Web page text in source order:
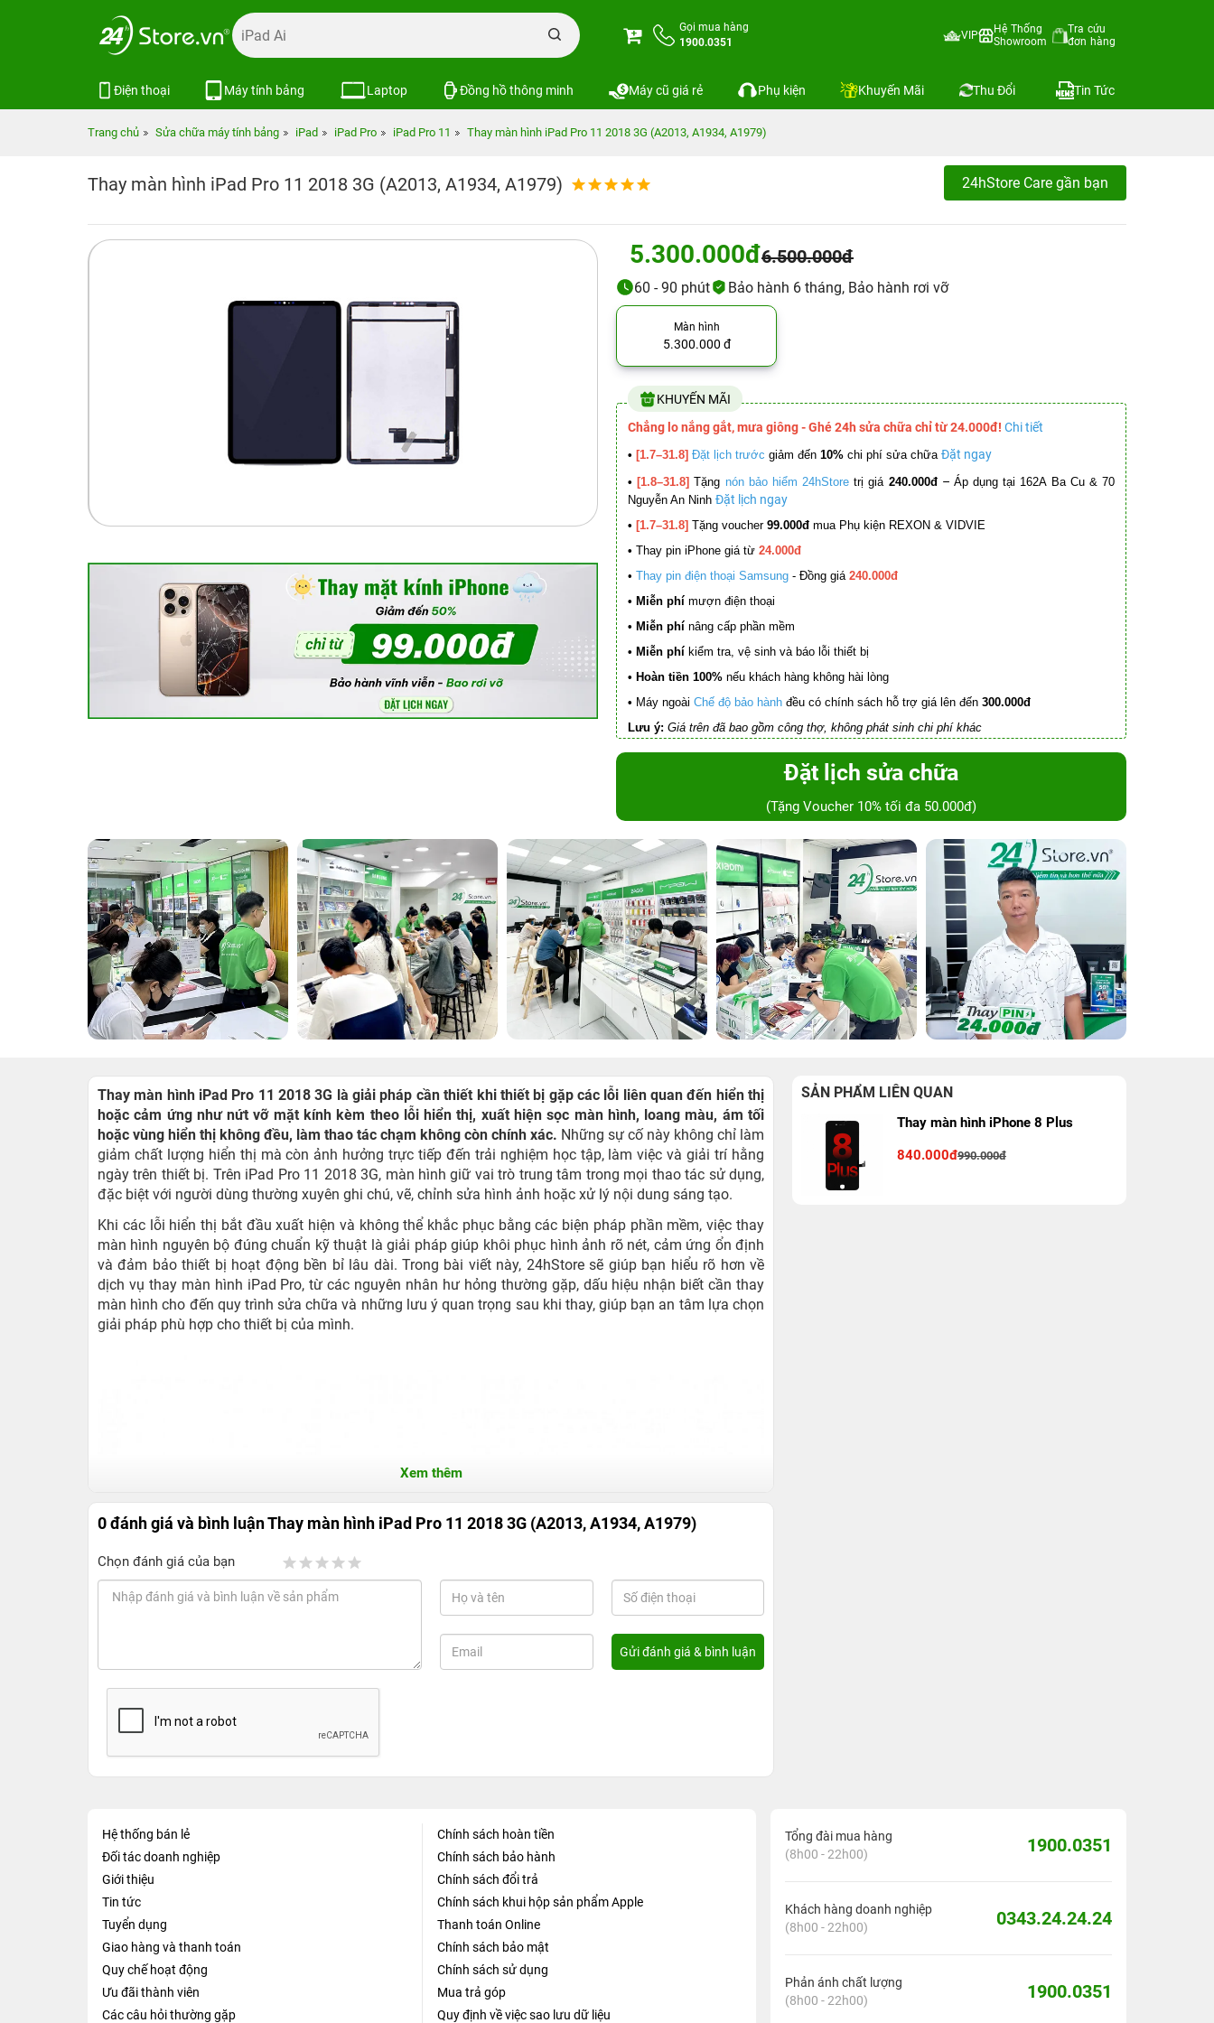
Gọi mua hàng
1900.0351
VIP
Hệ Thống
Showroom
Tra cứu
đơn hàng
Điện thoại Máy tính bảng Laptop Đồng hồ thông minh Máy cũ giá rẻ Phụ kiện Khuyến Mãi Thu Đổi Tin Tức
Trang chủ Sửa chữa máy tính bảng iPad iPad Pro iPad Pro 11 Thay màn hình iPad Pro 11 2018 3G (A2013, A1934, A1979)
Thay màn hình iPad Pro 11 2018 3G (A2013, A1934, A1979) 24hStore Care gần bạn
5.300.000đ6.500.000đ
60 - 90 phút Bảo hành 6 tháng, Bảo hành rơi vỡ
Màn hình
5.300.000 đ
KHUYẾN MÃI
Chẳng lo nắng gắt, mưa giông - Ghé 24h sửa chữa chỉ từ 24.000đ! Chi tiết
• [1.7–31.8] Đặt lịch trước giảm đến 10% chi phí sửa chữa Đặt ngay
• [1.8–31.8] Tặng nón bảo hiểm 24hStore trị giá 240.000đ – Áp dụng tại 162A Ba Cu & 70
Nguyễn An Ninh Đặt lịch ngay
• [1.7–31.8] Tặng voucher 99.000đ mua Phụ kiện REXON & VIDVIE
• Thay pin iPhone giá từ 24.000đ
• Thay pin điện thoại Samsung - Đồng giá 240.000đ
• Miễn phí mượn điện thoại
• Miễn phí nâng cấp phần mềm
• Miễn phí kiểm tra, vệ sinh và báo lỗi thiết bị
• Hoàn tiền 100% nếu khách hàng không hài lòng
• Máy ngoài Chế độ bảo hành đều có chính sách hỗ trợ giá lên đến 300.000đ
Lưu ý: Giá trên đã bao gồm công thợ, không phát sinh chi phí khác
Đặt lịch sửa chữa
(Tặng Voucher 10% tối đa 50.000đ)
Thay màn hình iPad Pro 11 2018 3G là giải pháp cần thiết khi thiết bị gặp các lỗi liên quan đến hiển thị
hoặc cảm ứng như nứt vỡ mặt kính kèm theo lỗi hiển thị, xuất hiện sọc màn hình, loang màu, ám tối
hoặc vùng hiển thị không đều, làm thao tác chạm không còn chính xác. Những sự cố này không chỉ làm
giảm chất lượng hiển thị mà còn ảnh hưởng trực tiếp đến trải nghiệm học tập, làm việc và giải trí hằng
ngày trên thiết bị. Trên iPad Pro 11 2018 3G, màn hình giữ vai trò trung tâm trong mọi thao tác sử dụng,
đặc biệt với người dùng thường xuyên ghi chú, vẽ, chỉnh sửa hình ảnh hoặc xử lý nội dung sáng tạo.
Khi các lỗi hiển thị bắt đầu xuất hiện và không thể khắc phục bằng các biện pháp phần mềm, việc thay
màn hình nguyên bộ đúng chuẩn kỹ thuật là giải pháp giúp khôi phục hình ảnh rõ nét, cảm ứng ổn định
và đảm bảo thiết bị hoạt động bền bỉ lâu dài. Trong bài viết này, 24hStore sẽ giúp bạn hiểu rõ hơn về
dịch vụ thay màn hình iPad Pro, từ các nguyên nhân hư hỏng thường gặp, dấu hiệu nhận biết cần thay
màn hình cho đến quy trình sửa chữa và những lưu ý quan trọng sau khi thay, giúp bạn an tâm lựa chọn
giải pháp phù hợp cho thiết bị của mình.
Xem thêm
0 đánh giá và bình luậnThay màn hình iPad Pro 11 2018 3G (A2013, A1934, A1979)
Chọn đánh giá của bạn
SẢN PHẨM LIÊN QUAN
Thay màn hình iPhone 8 Plus
840.000đ990.000đ
Hệ thống bán lẻ
Đối tác doanh nghiệp
Giới thiệu
Tin tức
Tuyển dụng
Giao hàng và thanh toán
Quy chế hoạt động
Ưu đãi thành viên
Các câu hỏi thường gặp
Chính sách hoàn tiền
Chính sách bảo hành
Chính sách đổi trả
Chính sách khui hộp sản phẩm Apple
Thanh toán Online
Chính sách bảo mật
Chính sách sử dụng
Mua trả góp
Quy định về việc sao lưu dữ liệu
Tổng đài mua hàng
(8h00 - 22h00)
1900.0351
Khách hàng doanh nghiệp
(8h00 - 22h00)
0343.24.24.24
Phản ánh chất lượng
(8h00 - 22h00)
1900.0351